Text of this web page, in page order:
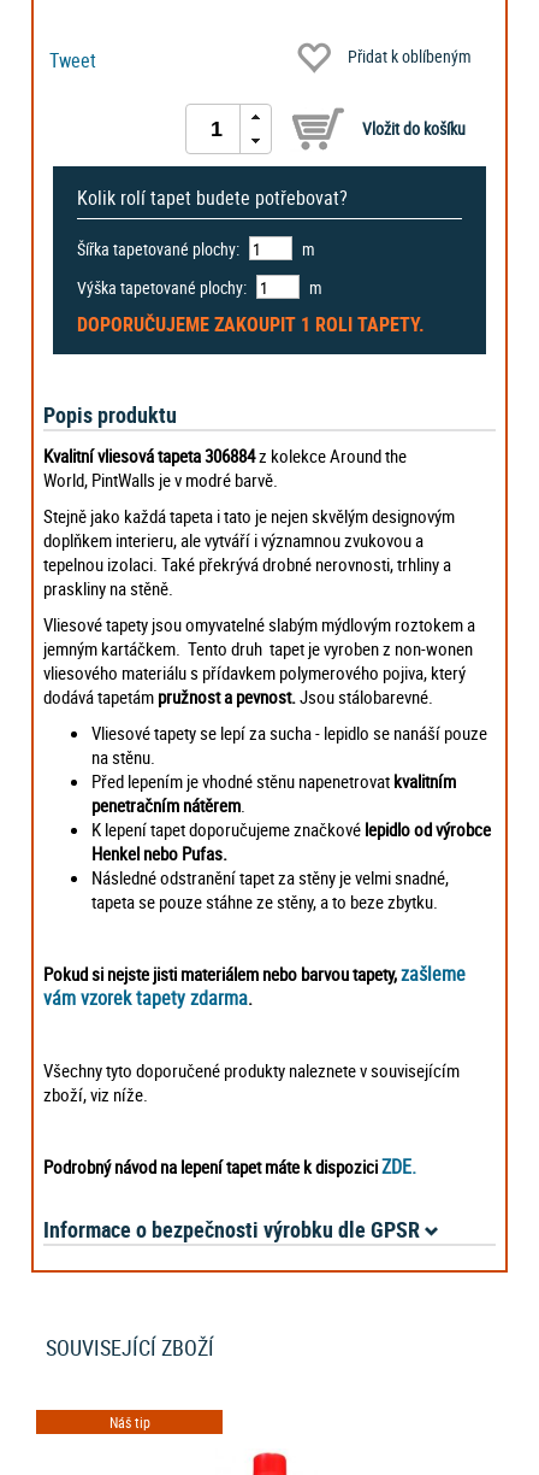
Tweet Přidat k oblíbeným
Kolik rolí tapet budete potřebovat?
Šířka tapetované plochy:
m
Výška tapetované plochy:
m
DOPORUČUJEME ZAKOUPIT 1 ROLITAPETY.
Popis produktu
Kvalitní vliesová tapeta 306884z kolekce Around the
World, PintWalls je v modré barvě.
Stejně jako každá tapeta i tato je nejen skvělým designovým
doplňkem interieru, ale vytváří i významnou zvukovou a
tepelnou izolaci. Také překrývá drobné nerovnosti, trhliny a
praskliny na stěně.
Vliesové tapety jsou omyvatelné slabým mýdlovým roztokem a
jemným kartáčkem. Tento druh tapet je vyroben z non-wonen
vliesového materiálu s přídavkem polymerového pojiva, který
dodává tapetám pružnost a pevnost.Jsou stálobarevné.
Vliesové tapety se lepí za sucha - lepidlo se nanáší pouze
na stěnu.
Před lepením je vhodné stěnu napenetrovat kvalitním
penetračním nátěrem.
K lepení tapet doporučujeme značkové lepidlo od výrobce
Henkel nebo Pufas.
Následné odstranění tapet za stěny je velmi snadné,
tapeta se pouze stáhne ze stěny, a to beze zbytku.
Pokud si nejste jisti materiálem nebo barvou tapety,zašleme
vám vzorek tapety zdarma.
Všechny tyto doporučené produkty naleznete v souvisejícím
zboží, viz níže.
Podrobný návod na lepení tapet máte k dispoziciZDE.
Informace o bezpečnosti výrobku dle GPSR
SOUVISEJÍCÍ ZBOŽÍ
Náš tip